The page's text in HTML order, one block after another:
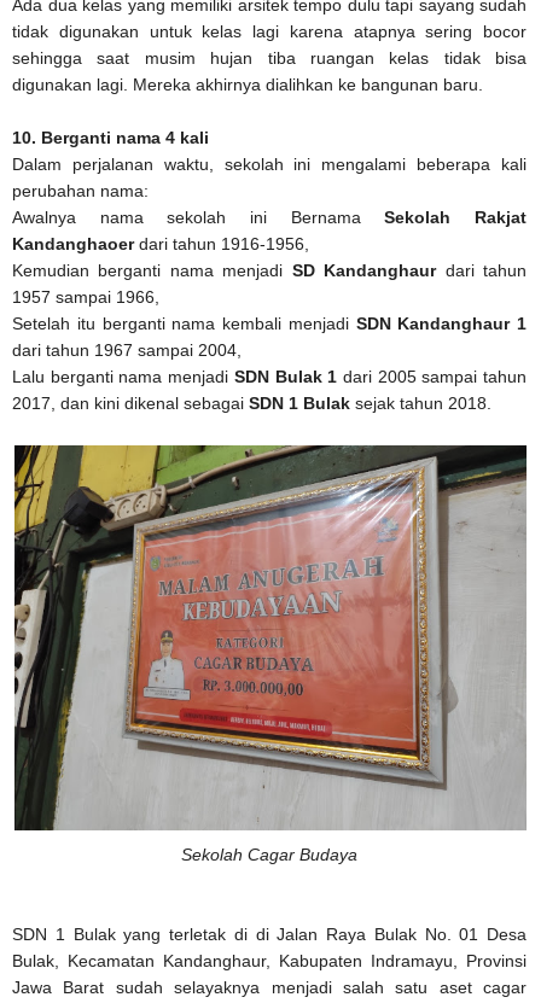
Ada dua kelas yang memiliki arsitek tempo dulu tapi sayang sudah
tidak digunakan untuk kelas lagi karena atapnya sering bocor
sehingga saat musim hujan tiba ruangan kelas tidak bisa
digunakan lagi. Mereka akhirnya dialihkan ke bangunan baru.
10. Berganti nama 4 kali
Dalam perjalanan waktu, sekolah ini mengalami beberapa kali
perubahan nama:
Awalnya nama sekolah ini BernamaSekolah Rakjat
Kandanghaoerdari tahun 1916-1956,
Kemudian berganti nama menjadi SD Kandanghaur dari tahun
1957 sampai 1966,
Setelah itu berganti nama kembali menjadi SDN Kandanghaur 1
dari tahun 1967 sampai 2004,
Lalu berganti nama menjadi SDN Bulak 1 dari 2005 sampai tahun
2017, dan kini dikenal sebagai SDN 1 Bulak sejak tahun 2018.
Sekolah Cagar Budaya
SDN 1 Bulak yang terletak di di Jalan Raya Bulak No. 01 Desa
Bulak, Kecamatan Kandanghaur, Kabupaten Indramayu, Provinsi
Jawa Barat sudah selayaknya menjadi salah satu aset cagar